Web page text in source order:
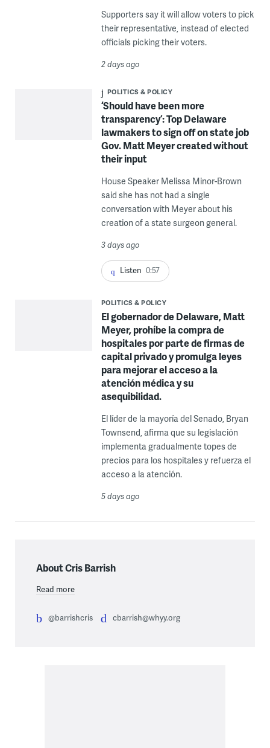
Supporters say it will allow voters to pick
their representative, instead of elected
officials picking their voters.
2 days ago
POLITICS & POLICY
‘Should have been more
transparency’: Top Delaware
lawmakers to sign off on state job
Gov. Matt Meyer created without
their input
House Speaker Melissa Minor-Brown
said she has not had a single
conversation with Meyer about his
creation of a state surgeon general.
3 days ago
Listen 0:57
POLITICS & POLICY
El gobernador de Delaware, Matt
Meyer, prohíbe la compra de
hospitales por parte de firmas de
capital privado y promulga leyes
para mejorar el acceso a la
atención médica y su
asequibilidad.
El líder de la mayoría del Senado, Bryan
Townsend, afirma que su legislación
implementa gradualmente topes de
precios para los hospitales y refuerza el
acceso a la atención.
5 days ago
About Cris Barrish
Read more
@barrishcris cbarrish@whyy.org